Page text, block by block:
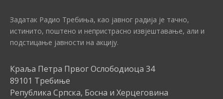
Задатак Радио Требиња, као јавног радија је тачно,
истинито, поштено и непристрасно извјештавање, али и
подстицање јавности на акцију.
Краља Петра Првог Ослободиоца 34
89101 Требиње
Република Српска, Босна и Херцеговина